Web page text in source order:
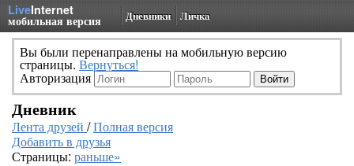
LiveInternet
мобильная версия Дневники Личка
Вы были перенаправлены на мобильную версию
страницы. Вернуться!
Авторизация
Дневник
Лента друзей /Полная версия
Добавить в друзья
Страницы: раньше»